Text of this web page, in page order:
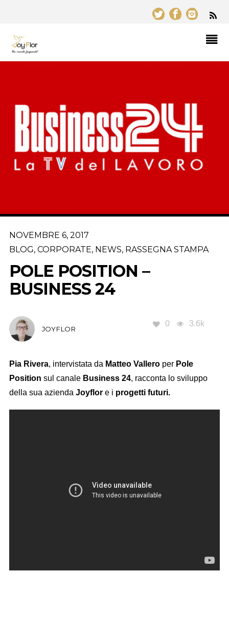
NOVEMBRE 6, 2017
BLOG, CORPORATE, NEWS, RASSEGNA STAMPA
POLE POSITION –
BUSINESS 24
JOYFLOR
0 3.6k
Pia Rivera, intervistata da Matteo Valleroper Pole
Position sul canale Business 24, racconta lo sviluppo
della sua azienda Joyflore i progetti futuri.